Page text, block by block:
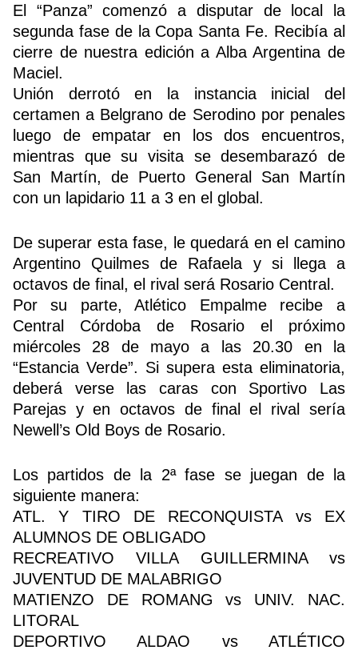
El “Panza” comenzó a disputar de local la
segunda fase de la Copa Santa Fe. Recibía al
cierre de nuestra edición a Alba Argentina de
Maciel.
Unión derrotó en la instancia inicial del
certamen a Belgrano de Serodino por penales
luego de empatar en los dos encuentros,
mientras que su visita se desembarazó de
San Martín, de Puerto General San Martín
con un lapidario 11 a 3 en el global.
De superar esta fase, le quedará en el camino
Argentino Quilmes de Rafaela y si llega a
octavos de final, el rival será Rosario Central.
Por su parte, Atlético Empalme recibe a
Central Córdoba de Rosario el próximo
miércoles 28 de mayo a las 20.30 en la
“Estancia Verde”. Si supera esta eliminatoria,
deberá verse las caras con Sportivo Las
Parejas y en octavos de final el rival sería
Newell’s Old Boys de Rosario.
Los partidos de la 2ª fase se juegan de la
siguiente manera:
ATL. Y TIRO DE RECONQUISTA vs EX
ALUMNOS DE OBLIGADO
RECREATIVO VILLA GUILLERMINA vs
JUVENTUD DE MALABRIGO
MATIENZO DE ROMANG vs UNIV. NAC.
LITORAL
DEPORTIVO ALDAO vs ATLÉTICO
Buscador